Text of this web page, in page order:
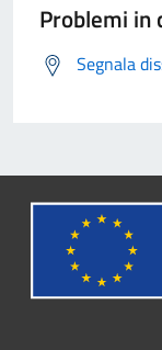
Problemi in
Segnala